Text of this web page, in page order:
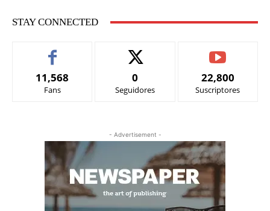
STAY CONNECTED
11,568
Fans
0
Seguidores
22,800
Suscriptores
- Advertisement -